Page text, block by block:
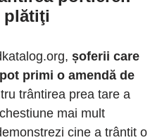
plătiţi
șoferii care
primi o amendă de
trântirea prea tare a
mai mult
cine a trântit o